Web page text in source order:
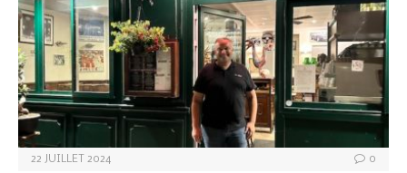
22 JUILLET 2024 0